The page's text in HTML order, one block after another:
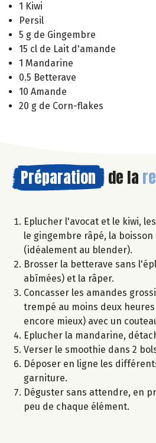
1 Kiwi
Persil
5 g de Gingembre
15 cl de Lait d'amande
1 Mandarine
0.5 Betterave
10 Amande
20 g de Corn-flakes
Préparation de la
Eplucher l'avocat et le kiwi,
le gingembre râpé, la
(idéalement au blender).
Brosser la betterave sans
abîmées) et la râper.
Concasser les amandes
trempé au moins deux
encore mieux) avec un
Eplucher la mandarine,
Verser le smoothie dans 2
Déposer en ligne les
garniture.
Déguster sans attendre, en
peu de chaque élément.